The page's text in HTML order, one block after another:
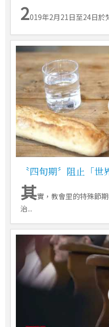
2019年2月21日至24日於
〝四旬期〞阻止「世
其實，教會里的特殊節
治...